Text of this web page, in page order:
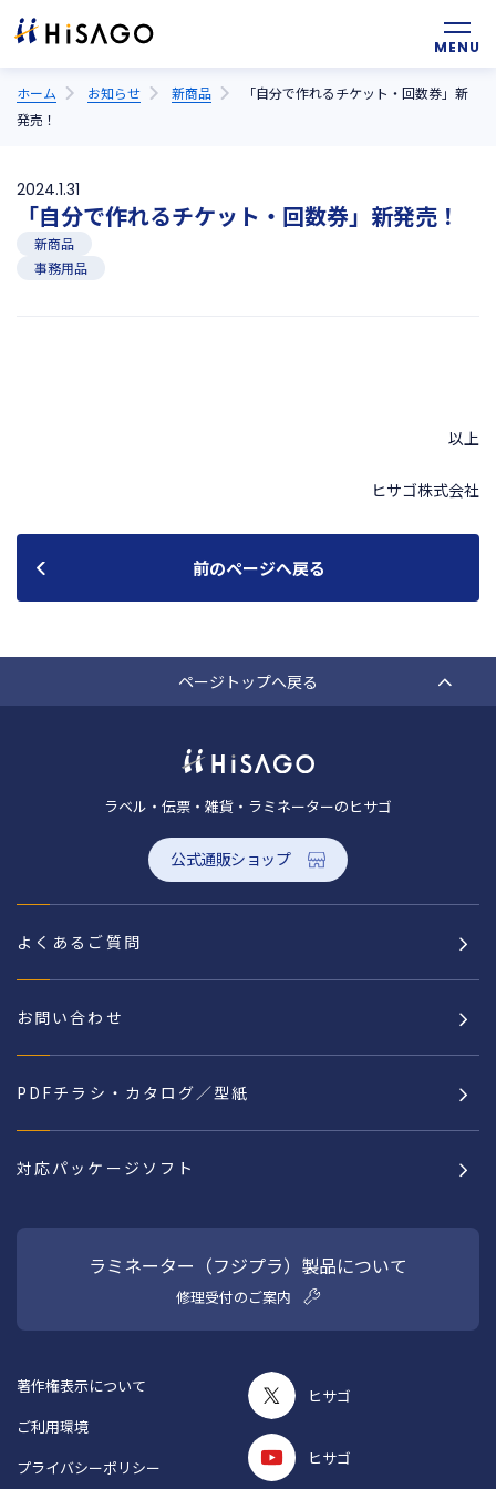
ホーム お知らせ 新商品
「自分で作れるチケット・回数券」新
発売！
2024.1.31
「自分で作れるチケット・回数券」新発売！
新商品
事務用品
以上
ヒサゴ株式会社
前のページへ戻る
ページトップへ戻る
ラベル・伝票・雑貨・ラミネーターのヒサゴ
公式通販ショップ
よくあるご質問
お問い合わせ
PDFチラシ・カタログ／型紙
対応パッケージソフト
ラミネーター（フジプラ）製品について
修理受付のご案内
ヒサゴ
ヒサゴ
著作権表示について
ご利用環境
プライバシーポリシー